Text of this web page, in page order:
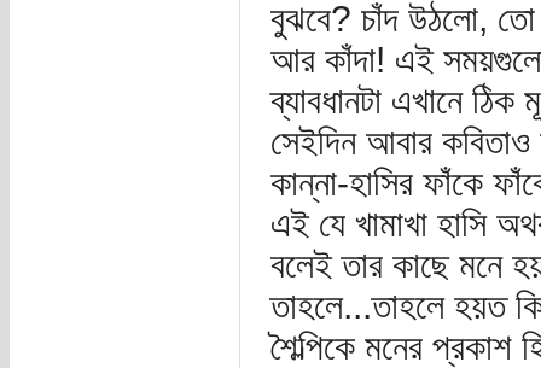
বুঝবে? চাঁদ উঠলো, তো
আর কাঁদা! এই
ব্যাবধানটা এখানে
সেইদিন আবার কবিতাও
কান্না-হাসির ফাঁকে
এই যে খামাখা হাসি
বলেই তার কাছে মনে
তাহলে...তাহলে হয়ত
শৈল্পিকে মনের প্রকাশ